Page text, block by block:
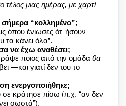
τέλος μιας ημέρας, με χαρτί
σήμερα “κολλημένο”;
όπου ένιωσες ότι ήσουν
τα κάνει όλα”.
να έχω αναθέσει;
ποιος από την ομάδα θα
—και γιατί δεν του το
ενεργοποιήθηκε;
σε κράτησε πίσω (π.χ. “αν δεν
σωστά”).